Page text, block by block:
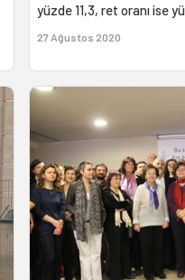
yüzde 11,3, ret oranı ise
27 Ağustos 2020